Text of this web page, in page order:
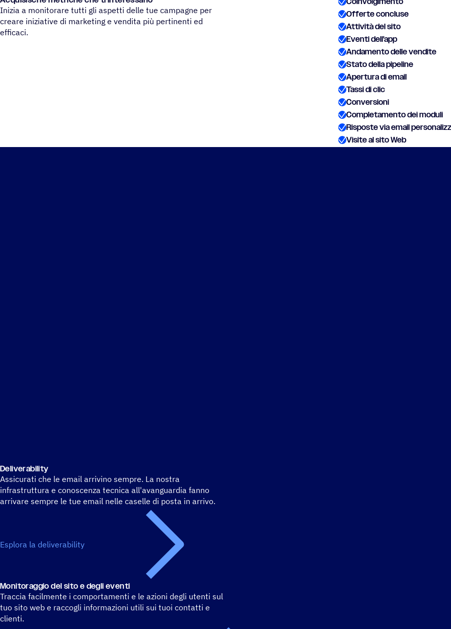
Inizia a monitorare tutti gli aspetti delle tue campagne per
creare iniziative di marketing e vendita più pertinenti ed
efficaci.
Offerte concluse
Attività del sito
Eventi dell'app
Andamento delle vendite
Stato della pipeline
Apertura di email
Tassi di clic
Conversioni
Completamento dei moduli
Risposte via email
Visite al sito Web
Deli­ve­ra­bi­lity
Assicurati che le email arrivino sempre. La nostra
infrastruttura e conoscenza tecnica all'avanguardia fanno
arrivare sempre le tue email nelle caselle di posta in arrivo.
Esplora la deliverability
Moni­to­rag­gio del sito e degli eventi
Traccia facilmente i comportamenti e le azioni degli utenti sul
tuo sito web e raccogli informazioni utili sui tuoi contatti e
clienti.